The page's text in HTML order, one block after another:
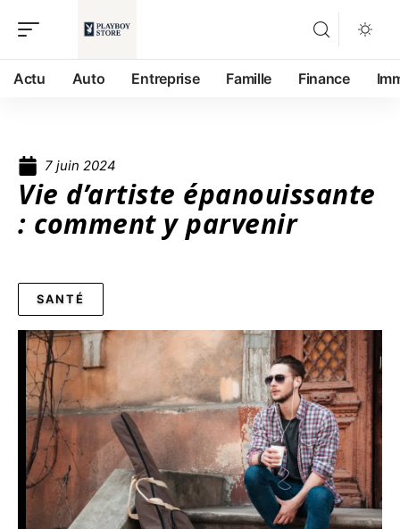
Actu Auto Entreprise Famille Finance
7 juin 2024
Vie d’artiste épanouissante
: comment y parvenir
SANTÉ